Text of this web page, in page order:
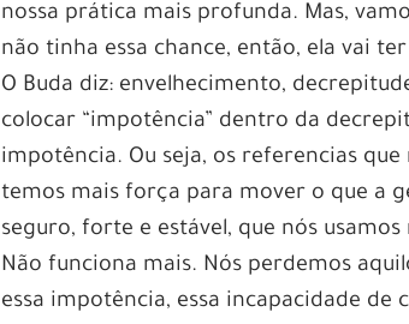
nossa prática mais profunda. Mas,
não tinha essa chance, então, ela vai
O Buda diz: envelhecimento,
colocar “impotência” dentro da
impotência. Ou seja, os referencias
temos mais força para mover o que a
seguro, forte e estável, que nós
Não funciona mais. Nós perdemos
essa impotência, essa incapacidade de